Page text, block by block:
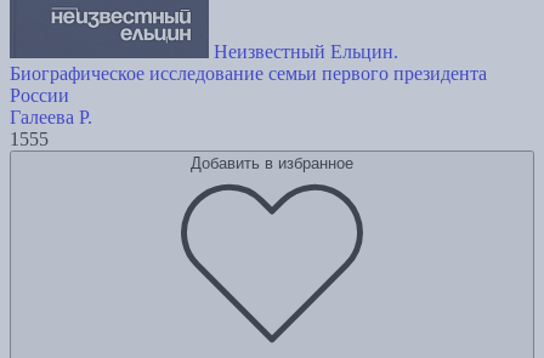
Неизвестный Ельцин.
Биографическое исследование семьи первого президента
России
Галеева Р.
1555
Добавить в избранное